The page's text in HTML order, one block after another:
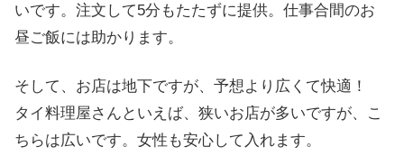
いです。注文して5分もたたずに提供。仕事合間のお
昼ご飯には助かります。
そして、お店は地下ですが、予想より広くて快適！
タイ料理屋さんといえば、狭いお店が多いですが、こ
ちらは広いです。女性も安心して入れます。